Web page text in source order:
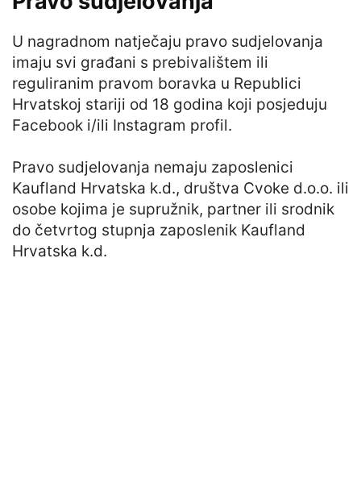
U nagradnom natječaju pravo sudjelovanja
imaju svi građani s prebivalištem ili
reguliranim pravom boravka u Republici
Hrvatskoj stariji od 18 godina koji posjeduju
Facebook i/ili Instagram profil.
Pravo sudjelovanja nemaju zaposlenici
Kaufland Hrvatska k.d., društva Cvoke d.o.o. ili
osobe kojima je supružnik, partner ili srodnik
do četvrtog stupnja zaposlenik Kaufland
Hrvatska k.d.